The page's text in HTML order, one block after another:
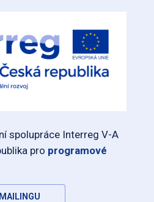
spolupráce Interreg V-A
pro programové